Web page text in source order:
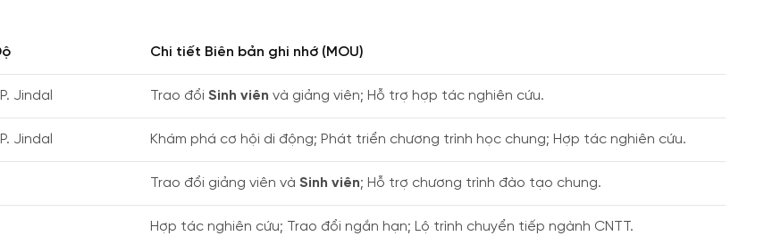
Chi tiết Biên bản ghi nhớ (MOU)
Jindal Trao đổi Sinh viên và giảng viên; Hỗ trợ hợp tác nghiên cứu.
Jindal Khám phá cơ hội di động; Phát triển chương trình học chung; Hợp tác nghiên cứu.
Trao đổi giảng viên và Sinh viên; Hỗ trợ chương trình đào tạo chung.
Hợp tác nghiên cứu; Trao đổi ngắn hạn; Lộ trình chuyển tiếp ngành CNTT.